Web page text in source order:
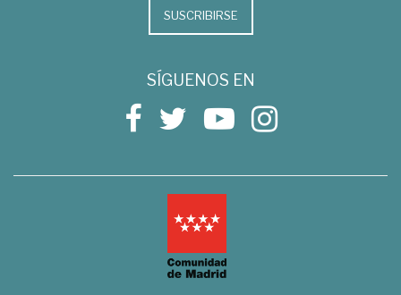
SUSCRIBIRSE
SÍGUENOS EN